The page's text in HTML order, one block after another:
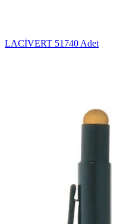
LACİVERT 51740 Adet